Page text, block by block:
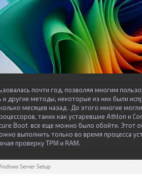
почти год, позволяя многим
и другие методы, некоторые из них были
месяцев назад . До этого многие
таких как устаревшие Athlon и
Boot все еще можно было обойти. Этот
выполнить только во время процесса
проверку TPM и RAM.